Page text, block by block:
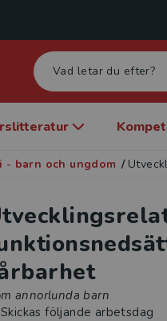
- barn och ungdom /
annorlunda barn
Skickas följande arbetsdag